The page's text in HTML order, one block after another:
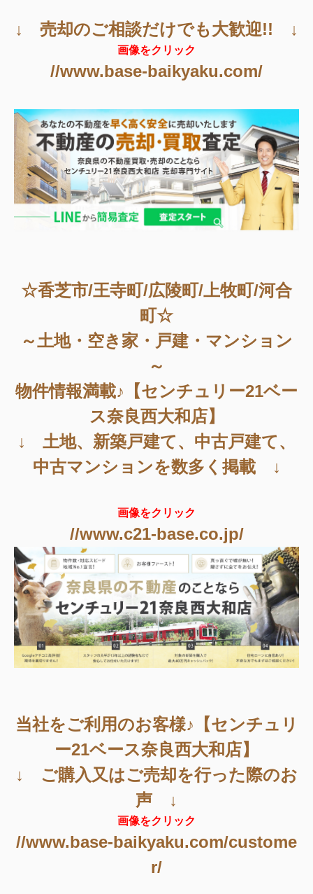
↓ 売却のご相談だけでも大歓迎!! ↓
画像をクリック
//www.base-baikyaku.com/
☆香芝市/王寺町/広陵町/上牧町/河合
町☆
～土地・空き家・戸建・マンション
～
物件情報満載♪【センチュリー21ベー
ス奈良西大和店】
↓ 土地、新築戸建て、中古戸建て、
中古マンションを数多く掲載 ↓
画像をクリック
//www.c21-base.co.jp/
当社をご利用のお客様♪【センチュリ
ー21ベース奈良西大和店】
↓ ご購入又はご売却を行った際のお
声 ↓
画像をクリック
//www.base-baikyaku.com/custome
r/